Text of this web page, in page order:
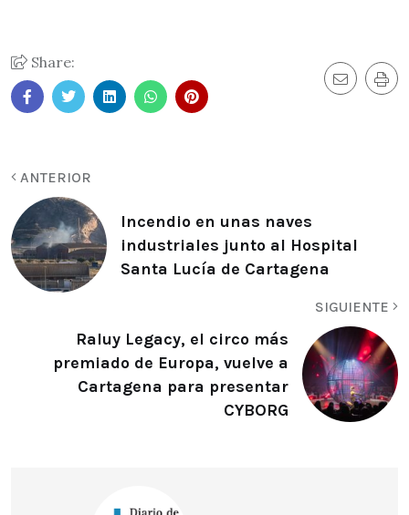
Share:
ANTERIOR
Incendio en unas naves
industriales junto al Hospital
Santa Lucía de Cartagena
SIGUIENTE
Raluy Legacy, el circo más
premiado de Europa, vuelve a
Cartagena para presentar
CYBORG